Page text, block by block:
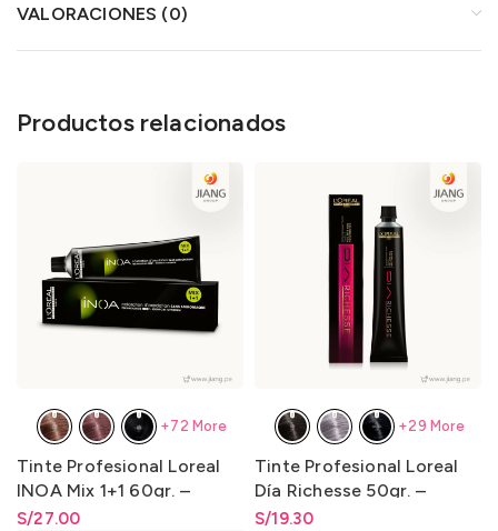
VALORACIONES (0)
Productos relacionados
Tinte Profesional Loreal
INOA Mix 1+1 60gr. –
LO3000N1
S/27.00
Rango de precios: desde
+72 More
Tinte Profesional Loreal
Día Richesse 50gr. –
LO3000D1
S/19.30
Rango de precios: desde
+29 More